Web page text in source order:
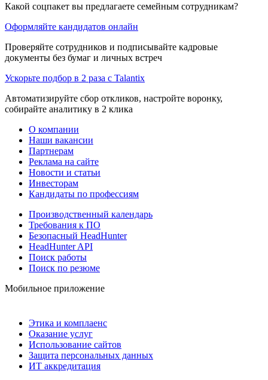
Какой соцпакет вы предлагаете семейным сотрудникам?
Оформляйте кандидатов онлайн
Проверяйте сотрудников и подписывайте кадровые
документы без бумаг и личных встреч
Ускорьте подбор в 2 раза с Talantix
Автоматизируйте сбор откликов, настройте воронку,
собирайте аналитику в 2 клика
О компании
Наши вакансии
Партнерам
Реклама на сайте
Новости и статьи
Инвесторам
Кандидаты по профессиям
Производственный календарь
Требования к ПО
Безопасный HeadHunter
HeadHunter API
Поиск работы
Поиск по резюме
Мобильное приложение
Этика и комплаенс
Оказание услуг
Использование сайтов
Защита персональных данных
ИТ аккредитация